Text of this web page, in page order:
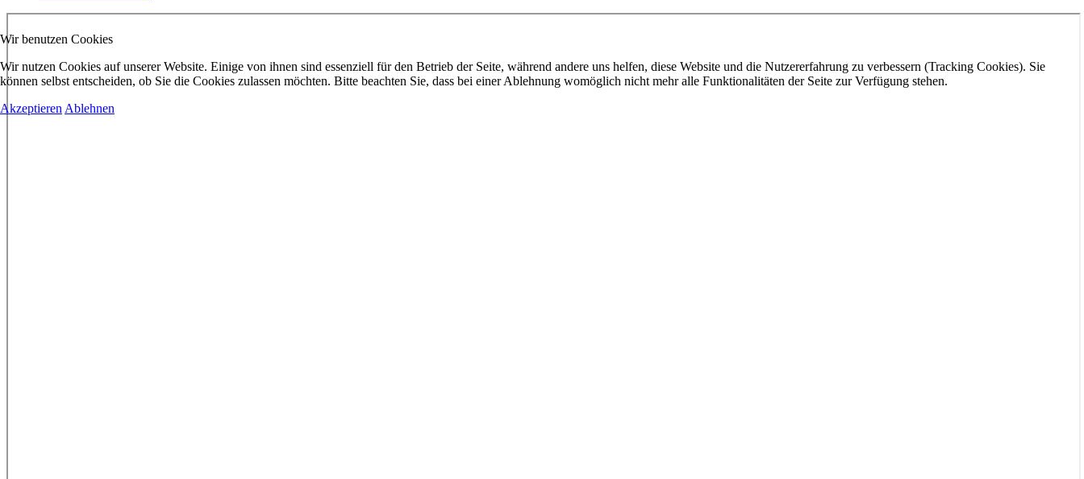
Wir benutzen Cookies
Wir nutzen Cookies auf unserer Website. Einige von ihnen sind essenziell für den Betrieb der Seite, während andere uns helfen, diese Website und die Nutzererfahrung zu verbessern (Tracking Cookies). Sie
können selbst entscheiden, ob Sie die Cookies zulassen möchten. Bitte beachten Sie, dass bei einer Ablehnung womöglich nicht mehr alle Funktionalitäten der Seite zur Verfügung stehen.
Akzeptieren Ablehnen